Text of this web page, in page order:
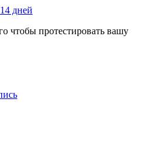
дней
чтобы протестировать вашу